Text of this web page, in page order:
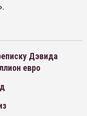
Дэвида
евро